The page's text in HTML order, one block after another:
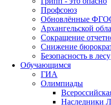
Профсоюз
Обновлённые
Архангельской
Сокращение
Снижение
Безопасность в лесу
Обучающимся
ГИА
Олимпиады
Наследники